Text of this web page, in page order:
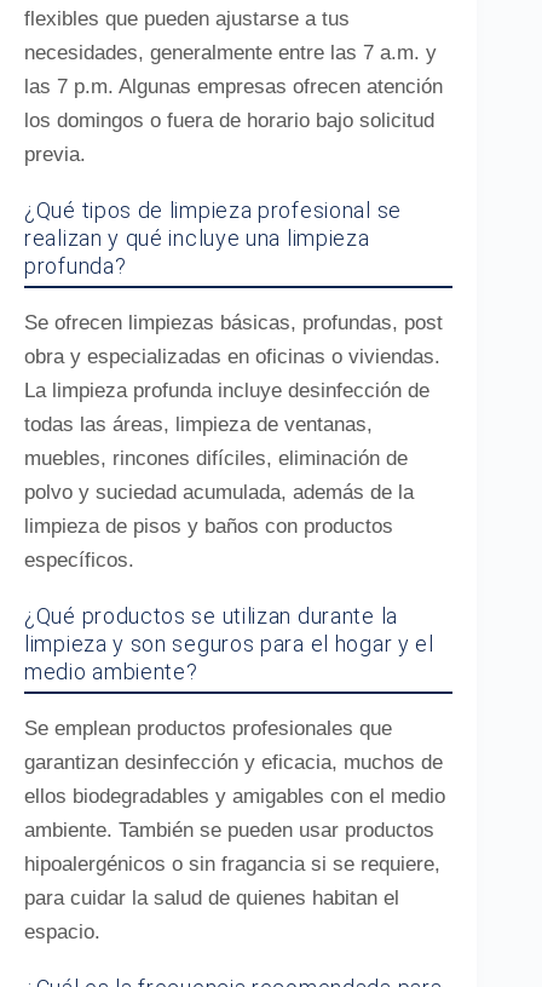
flexibles que pueden ajustarse a tus
necesidades, generalmente entre las 7 a.m. y
las 7 p.m. Algunas empresas ofrecen atención
los domingos o fuera de horario bajo solicitud
previa.
¿Qué tipos de limpieza profesional se
realizan y qué incluye una limpieza
profunda?
Se ofrecen limpiezas básicas, profundas, post
obra y especializadas en oficinas o viviendas.
La limpieza profunda incluye desinfección de
todas las áreas, limpieza de ventanas,
muebles, rincones difíciles, eliminación de
polvo y suciedad acumulada, además de la
limpieza de pisos y baños con productos
específicos.
¿Qué productos se utilizan durante la
limpieza y son seguros para el hogar y el
medio ambiente?
Se emplean productos profesionales que
garantizan desinfección y eficacia, muchos de
ellos biodegradables y amigables con el medio
ambiente. También se pueden usar productos
hipoalergénicos o sin fragancia si se requiere,
para cuidar la salud de quienes habitan el
espacio.